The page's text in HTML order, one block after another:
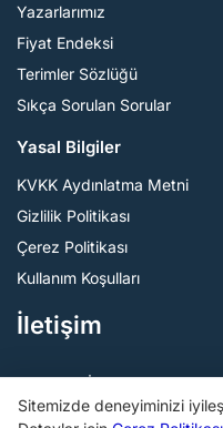
Yazarlarımız
Fiyat Endeksi
Terimler Sözlüğü
Sıkça Sorulan Sorular
Yasal Bilgiler
KVKK Aydınlatma Metni
Gizlilik Politikası
Çerez Politikası
Kullanım Koşulları
İletişim
Şişli, İstanbul / Türkiye
info@birmakine.com
Sitemizde deneyiminizi